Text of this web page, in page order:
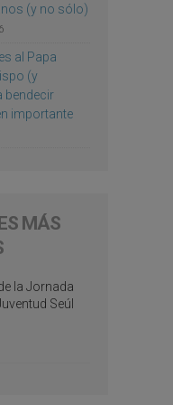
(y no sólo)
al Papa
(y
bendecir
importante
MÁS
la Jornada
Seúl